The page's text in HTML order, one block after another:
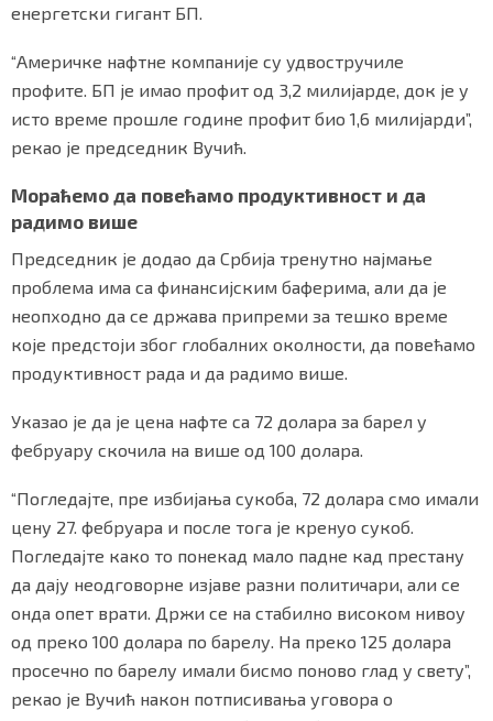
енергетски гигант БП.
“Америчке нафтне компаније су удвостручиле
профите. БП је имао профит од 3,2 милијарде, док је у
исто време прошле године профит био 1,6 милијарди”,
рекао је председник Вучић.
Мораћемо да повећамо продуктивност и да
радимо више
Председник је додао да Србија тренутно најмање
проблема има са финансијским баферима, али да је
неопходно да се држава припреми за тешко време
које предстоји због глобалних околности, да повећамо
продуктивност рада и да радимо више.
Указао је да је цена нафте са 72 долара за барел у
фебруару скочила на више од 100 долара.
“Погледајте, пре избијања сукоба, 72 долара смо имали
цену 27. фебруара и после тога је кренуо сукоб.
Погледајте како то понекад мало падне кад престану
да дају неодговорне изјаве разни политичари, али се
онда опет врати. Држи се на стабилно високом нивоу
од преко 100 долара по барелу. На преко 125 долара
просечно по барелу имали бисмо поново глад у свету”,
рекао је Вучић након потписивања уговора о